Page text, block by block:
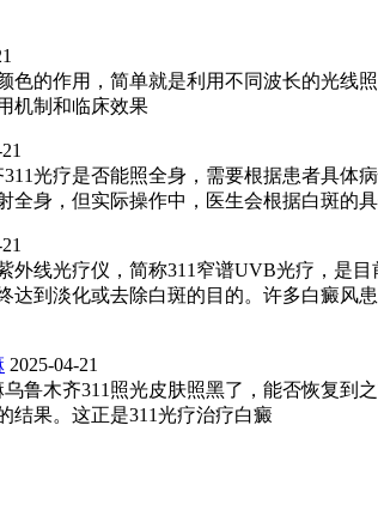
色的作用，简单就是利用不同波长的光
机制和临床效果
光疗是否能照全身，需要根据患者具
全身，但实际操作中，医生会根据白斑的
外线光疗仪，简称311窄谱UVB光疗，是
达到淡化或去除白斑的目的。许多白癜风
2025-04-21
鲁木齐311照光皮肤照黑了，能否恢复到
结果。这正是311光疗治疗白癜